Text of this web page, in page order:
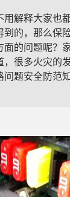
用解释大家也
到的，那么保
面的问题呢？
，很多火灾的
问题安全防范